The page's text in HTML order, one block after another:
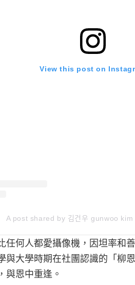
View this post on
A post shared by 김건우 gunwoo
任何人都愛攝像機，因坦率和
與大學時期在社團認識的「柳
與恩中重逢。